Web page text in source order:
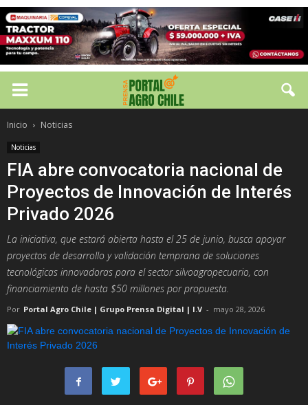
Inicio Noticias
Noticias
FIA abre convocatoria nacional de
Proyectos de Innovación de Interés
Privado 2026
La iniciativa, que estará abierta hasta el 25 de junio, busca apoyar
proyectos de desarrollo y validación temprana de soluciones
tecnológicas innovadoras para el sector silvoagropecuario, con
financiamiento de hasta $50 millones por propuesta.
Por Portal Agro Chile | Grupo Prensa Digital | I.V - mayo 28, 2026